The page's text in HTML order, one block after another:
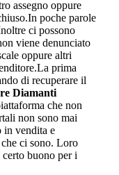
assegno oppure
poche parole
ci possono
viene denunciato
oppure altri
prima
di recuperare il
Diamanti
che non
non sono mai
in vendita e
ci sono. Loro
buono per i